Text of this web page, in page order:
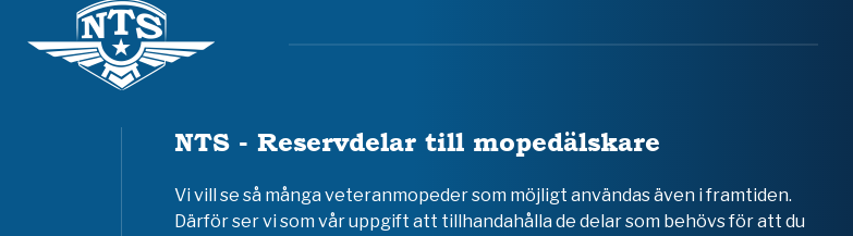
NTS - Reservdelar till mopedälskare
Vi vill se så många veteranmopeder som möjligt användas även i framtiden.
Därför ser vi som vår uppgift att tillhandahålla de delar som behövs för att du